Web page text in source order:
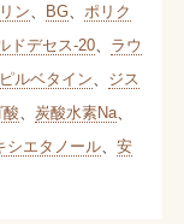
ン BG、 ポリク
ドデセス-20、 ラウ
ルベタイン
ジス
酸 炭酸水素Na、
シエタノール、 安